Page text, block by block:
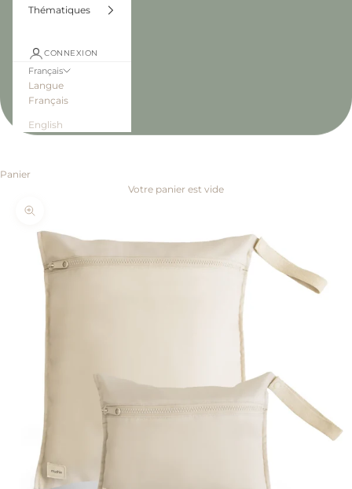
Thématiques
CONNEXION
Français
Langue
Français
English
Panier
Votre panier est vide
Zoomer sur l'image